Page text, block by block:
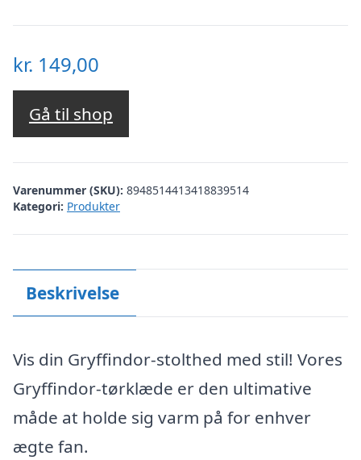
kr. 149,00
Gå til shop
Varenummer (SKU): 8948514413418839514
Kategori: Produkter
Beskrivelse
Vis din Gryffindor-stolthed med stil! Vores
Gryffindor-tørklæde er den ultimative
måde at holde sig varm på for enhver
ægte fan.